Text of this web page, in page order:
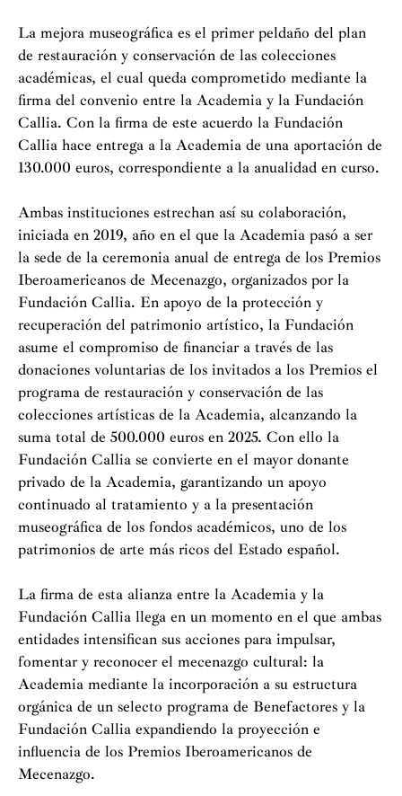
La mejora museográfica es el primer peldaño del plan
de restauración y conservación de las colecciones
académicas, el cual queda comprometido mediante la
firma del convenio entre la Academia y la Fundación
Callia. Con la firma de este acuerdo la Fundación
Callia hace entrega a la Academia de una aportación de
130.000 euros, correspondiente a la anualidad en curso.
Ambas instituciones estrechan así su colaboración,
iniciada en 2019, año en el que la Academia pasó a ser
la sede de la ceremonia anual de entrega de los Premios
Iberoamericanos de Mecenazgo, organizados por la
Fundación Callia. En apoyo de la protección y
recuperación del patrimonio artístico, la Fundación
asume el compromiso de financiar a través de las
donaciones voluntarias de los invitados a los Premios el
programa de restauración y conservación de las
colecciones artísticas de la Academia, alcanzando la
suma total de 500.000 euros en 2025. Con ello la
Fundación Callia se convierte en el mayor donante
privado de la Academia, garantizando un apoyo
continuado al tratamiento y a la presentación
museográfica de los fondos académicos, uno de los
patrimonios de arte más ricos del Estado español.
La firma de esta alianza entre la Academia y la
Fundación Callia llega en un momento en el que ambas
entidades intensifican sus acciones para impulsar,
fomentar y reconocer el mecenazgo cultural: la
Academia mediante la incorporación a su estructura
orgánica de un selecto programa de Benefactores y la
Fundación Callia expandiendo la proyección e
influencia de los Premios Iberoamericanos de
Mecenazgo.